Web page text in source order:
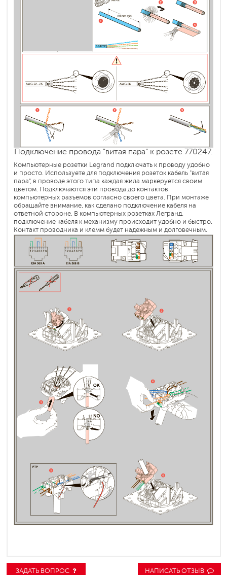
Подключение провода "витая пара" к розете 770247.
Компьютерные розетки Legrand подключать к проводу удобно
и просто. Используете для подключения розеток кабель "витая
пара", в проводе этого типа каждая жила маркеруется своим
цветом. Подключаются эти провода до контактов
компьютерных разъемов согласно своего цвета. При монтаже
обращайте внимание, как сделано подключение кабеля на
ответной стороне. В компьютерных розетках Легранд,
подключение кабеля к механизму происходит удобно и быстро.
Контакт проводника и клемм будет надежным и долговечным.
ЗАДАТЬ ВОПРОС НАПИСАТЬ ОТЗЫВ